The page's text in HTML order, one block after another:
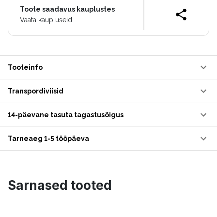
Toote saadavus kauplustes
Vaata kaupluseid
Tooteinfo
Transpordiviisid
14-päevane tasuta tagastusõigus
Tarneaeg 1-5 tööpäeva
Sarnased tooted